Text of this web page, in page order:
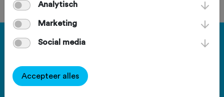
Haal meer uit Fietssport en ga
Bekijk de voordelen
Analytisch
Marketing
Social media
Accepteer alles